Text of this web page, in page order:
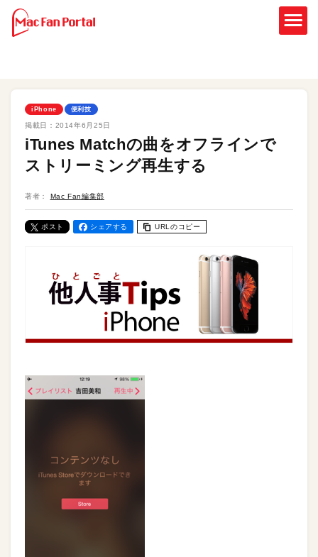
iPhone 便利技
掲載日： 2014年6月25日
iTunes Matchの曲をオフラインで
ストリーミング再生する
著者： Mac Fan編集部
ポスト シェアする URLのコピー